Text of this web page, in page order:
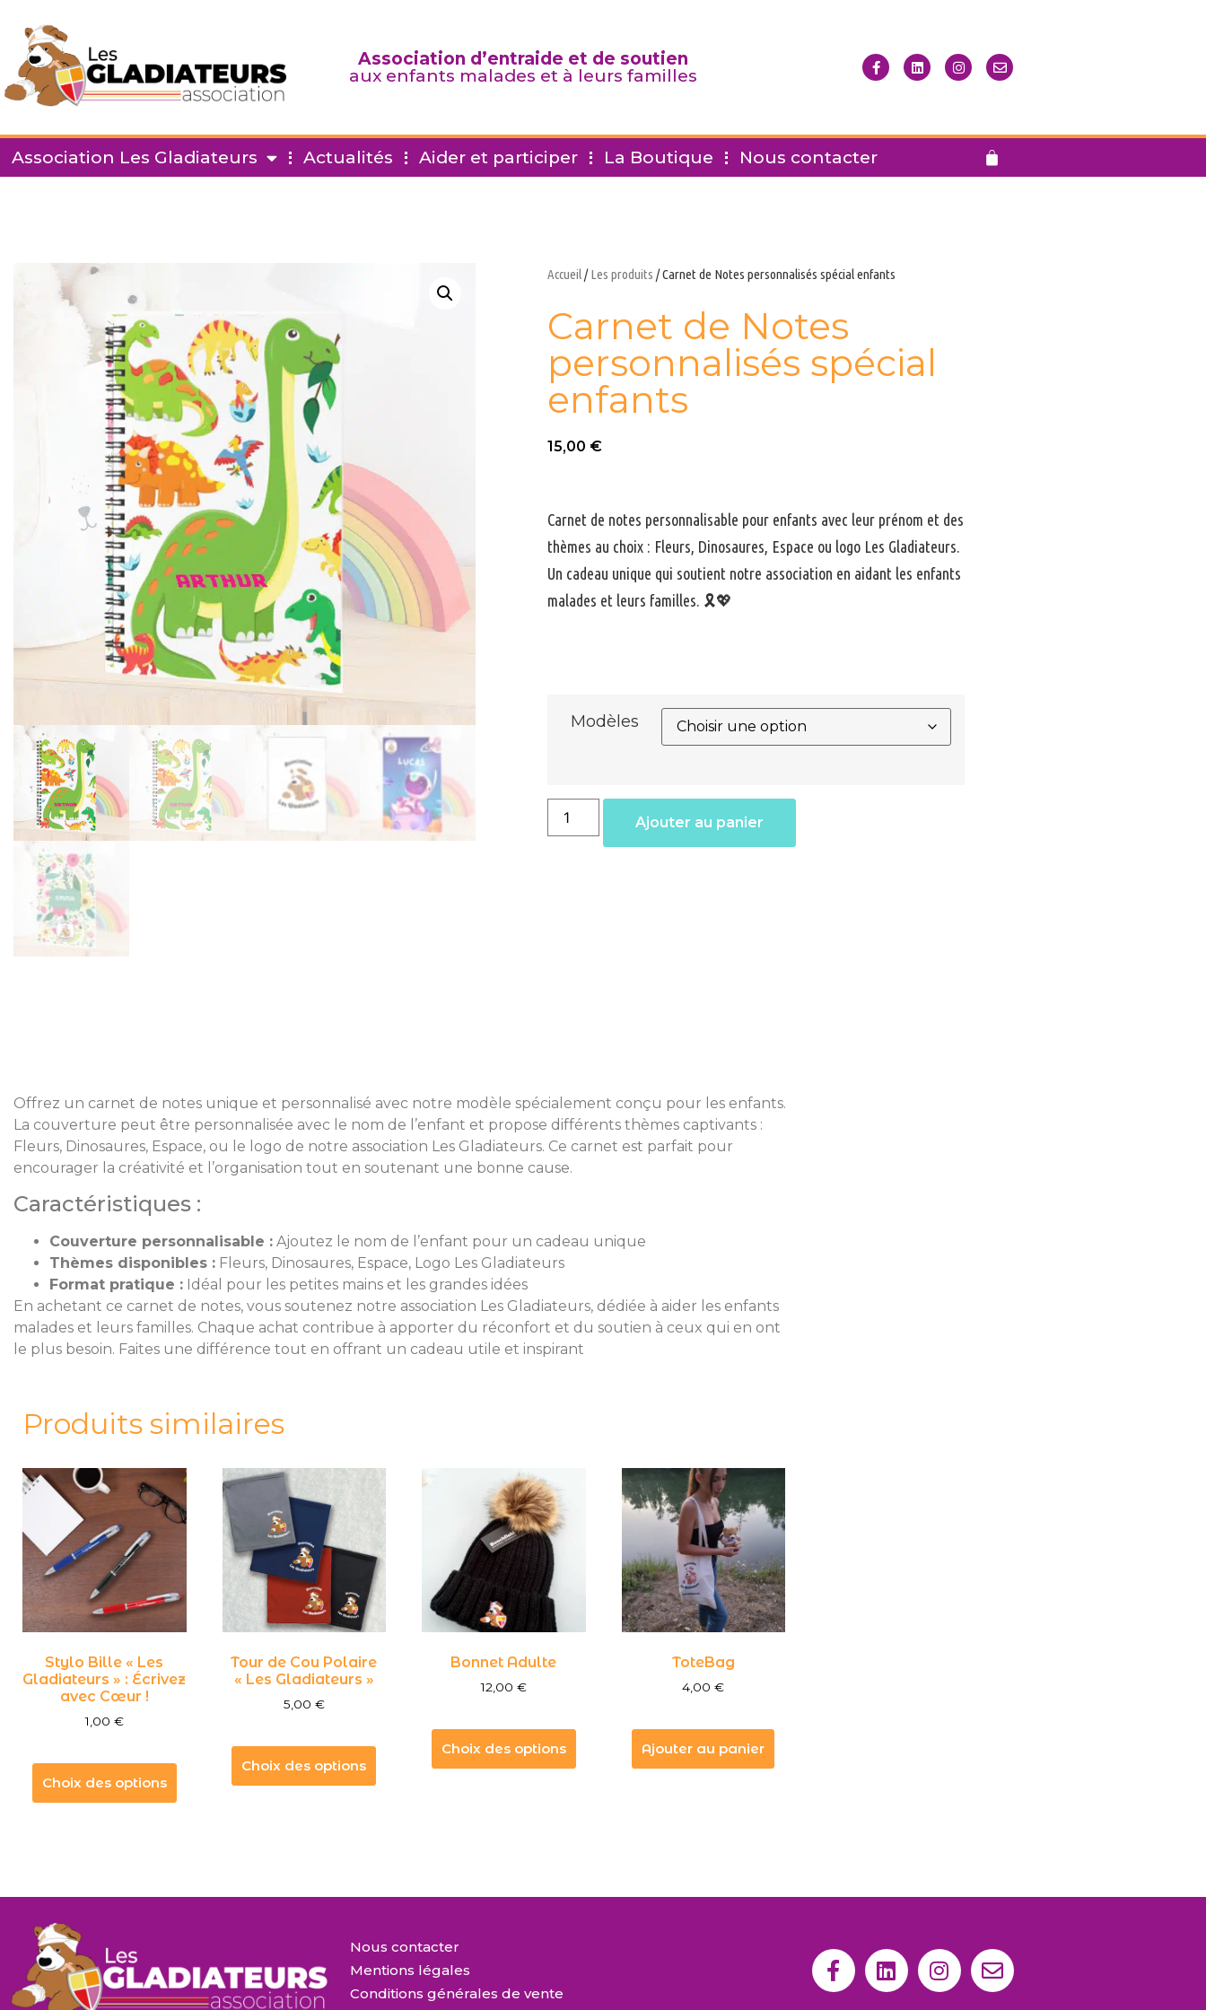
Association d’entraide et de soutien
aux enfants malades et à leurs familles
Association Les Gladiateurs Actualités Aider et participer La Boutique Nous contacter
Accueil/Les produits / Carnet de Notes personnalisés spécial enfants
Carnet de Notes
personnalisés spécial
enfants
15,00 €
Carnet de notes personnalisable pour enfants avec leur prénom et des
thèmes au choix : Fleurs, Dinosaures, Espace ou logo Les Gladiateurs.
Un cadeau unique qui soutient notre association en aidant les enfants
malades et leurs familles. 🎗️💖
Modèles
Ajouter au panier
Offrez un carnet de notes unique et personnalisé avec notre modèle spécialement conçu pour les enfants.
La couverture peut être personnalisée avec le nom de l’enfant et propose différents thèmes captivants :
Fleurs, Dinosaures, Espace, ou le logo de notre association Les Gladiateurs. Ce carnet est parfait pour
encourager la créativité et l’organisation tout en soutenant une bonne cause.
Caractéristiques :
Couverture personnalisable : Ajoutez le nom de l’enfant pour un cadeau unique
Thèmes disponibles : Fleurs, Dinosaures, Espace, Logo Les Gladiateurs
Format pratique : Idéal pour les petites mains et les grandes idées
En achetant ce carnet de notes, vous soutenez notre association Les Gladiateurs, dédiée à aider les enfants
malades et leurs familles. Chaque achat contribue à apporter du réconfort et du soutien à ceux qui en ont
le plus besoin. Faites une différence tout en offrant un cadeau utile et inspirant
Produits similaires
Stylo Bille « Les
Gladiateurs » : Écrivez
avec Cœur !
1,00 €
Choix des options
Tour de Cou Polaire
« Les Gladiateurs »
5,00 €
Choix des options
Bonnet Adulte
12,00 €
Choix des options
ToteBag
4,00€
Ajouter au panier
Nous contacter
Mentions légales
Conditions générales de vente